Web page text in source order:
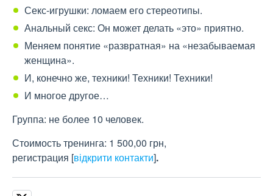
Секс-игрушки: ломаем его стереотипы.
Анальный секс: Он может делать «это» приятно.
Меняем понятие «развратная» на «незабываемая
женщина».
И, конечно же, техники! Техники! Техники!
И многое другое…
Группа: не более 10 человек.
Стоимость тренинга: 1 500,00 грн,
регистрация [відкрити контакти].